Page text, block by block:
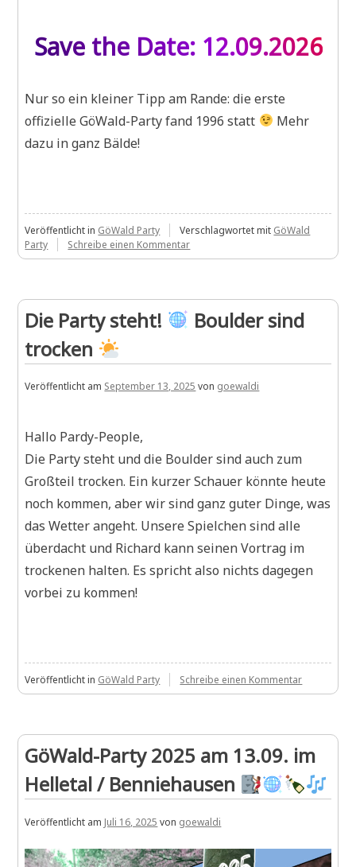
Save the Date: 12.09.2026
Nur so ein kleiner Tipp am Rande: die erste
offizielle GöWald-Party fand 1996 statt
Mehr
dazu in ganz Bälde!
Veröffentlicht in GöWald Party Verschlagwortet mit GöWald
Party
Schreibe einen Kommentarzu
Es
mal
wieder
etwas
Die Party steht!
Boulder sind
trocken
Veröffentlicht am September 13, 2025 von goewaldi
Hallo Pardy-People,
Die Party steht und die Boulder sind auch zum
Großteil trocken. Ein kurzer Schauer könnte heute
noch kommen, aber wir sind ganz guter Dinge, was
das Wetter angeht. Unsere Spielchen sind alle
überdacht und Richard kann seinen Vortrag im
trockenen halten. Es spricht also nichts dagegen
vorbei zu kommen!
Veröffentlicht in GöWald Party Schreibe einen Kommentarzu
Die
Boulder
sind
trocken
GöWald-Party 2025 am 13.09. im
Helletal / Benniehausen
Veröffentlicht am Juli 16, 2025 von goewaldi